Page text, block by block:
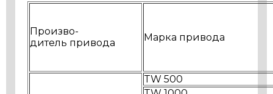
Произво-
дитель привода
Марка привода
TW 500